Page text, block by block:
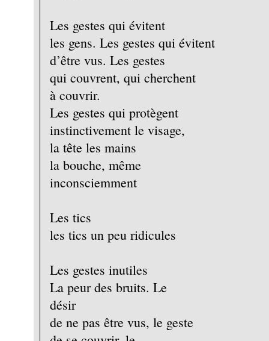
Les gestes qui évitent
les gens. Les gestes qui évitent
d’être vus. Les gestes
qui couvrent, qui cherchent
à couvrir.
Les gestes qui protègent
instinctivement le visage,
la tête les mains
la bouche, même
inconsciemment
Les tics
les tics un peu ridicules
Les gestes inutiles
La peur des bruits. Le
désir
de ne pas être vus, le geste